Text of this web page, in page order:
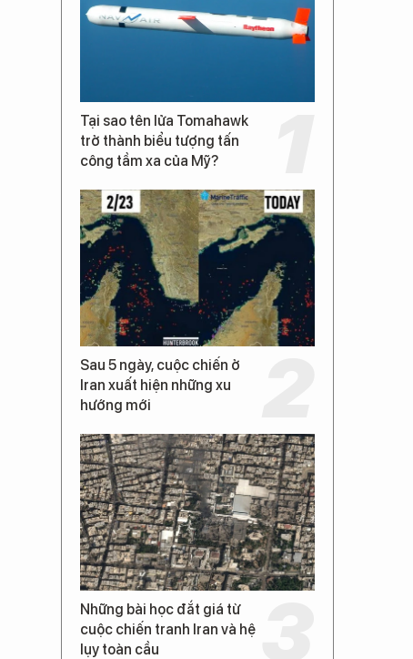
Tại sao tên lửa Tomahawk
trở thành biểu tượng tấn
công tầm xa của Mỹ?
Sau 5 ngày, cuộc chiến ở
Iran xuất hiện những xu
hướng mới
Những bài học đắt giá từ
cuộc chiến tranh Iran và hệ
lụy toàn cầu